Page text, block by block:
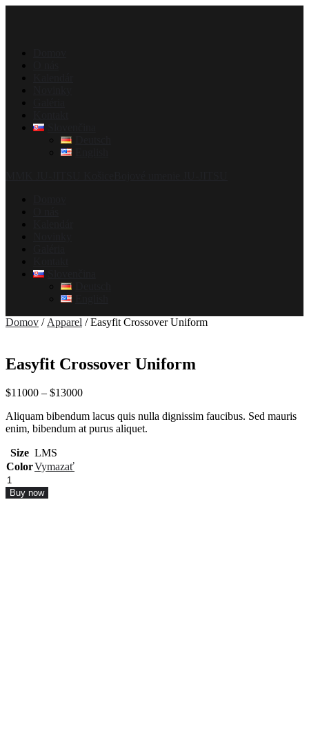
Domov / Apparel / Easyfit Crossover Uniform
Easyfit Crossover Uniform
$11000 – $13000Price
$11000
through
Aliquam bibendum lacus quis nulla dignissim faucibus. Sed mauris
enim, bibendum at purus aliquet.
Size LMS
ColorVymazať
množstvo
Easyfit
Buy now